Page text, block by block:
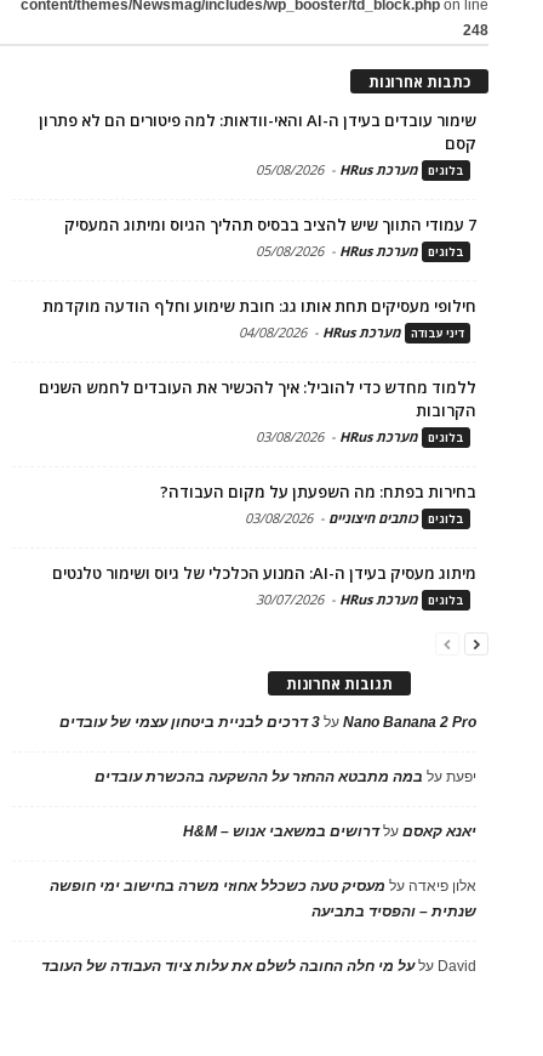
content/themes/Newsmag/includes/wp_booster/td_block.php on line
248
כתבות אחרונות
שימור עובדים בעידן ה-AI והאי-וודאות: למה פיטורים הם לא פתרון
קסם
בלוגים מערכת HRus -
05/08/2026
7 עמודי התווך שיש להציב בבסיס תהליך הגיוס ומיתוג המעסיק
בלוגים מערכת HRus -
05/08/2026
חילופי מעסיקים תחת אותו גג: חובת שימוע וחלף הודעה מוקדמת
דיני עבודה מערכת HRus -
04/08/2026
ללמוד מחדש כדי להוביל: איך להכשיר את העובדים לחמש השנים
הקרובות
בלוגים מערכת HRus -
03/08/2026
בחירות בפתח: מה השפעתן על מקום העבודה?
בלוגים כותבים חיצוניים -
03/08/2026
מיתוג מעסיק בעידן ה-AI: המנוע הכלכלי של גיוס ושימור טלנטים
בלוגים מערכת HRus -
30/07/2026
תגובות אחרונות
Nano Banana 2 Proעל 3 דרכים לבניית ביטחון עצמי של עובדים
יפעתעל במה מתבטא ההחזר על ההשקעה בהכשרת עובדים
יאנא קאסםעלדרושים במשאבי אנוש – H&M
אלון פיאדה על מעסיק טעה כשכלל אחוזי משרה בחישוב ימי חופשה
שנתית – והפסיד בתביעה
David עלעל מי חלה החובה לשלם את עלות ציוד העבודה של העובד